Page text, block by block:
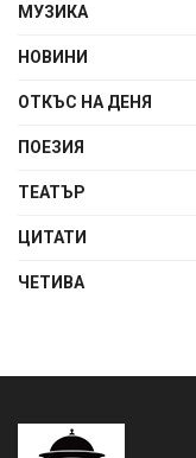
МУЗИКА
НОВИНИ
ОТКЪС НА ДЕНЯ
ПОЕЗИЯ
ТЕАТЪР
ЦИТАТИ
ЧЕТИВА